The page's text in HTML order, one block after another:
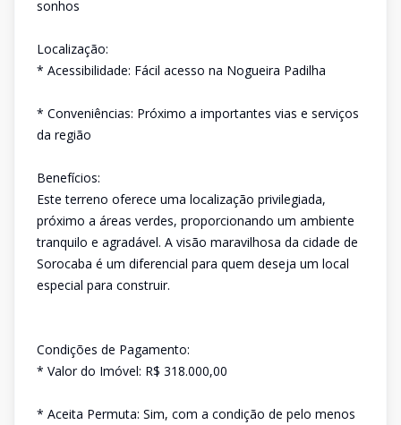
sonhos
Localização:
* Acessibilidade: Fácil acesso na Nogueira Padilha
* Conveniências: Próximo a importantes vias e serviços
da região
Benefícios:
Este terreno oferece uma localização privilegiada,
próximo a áreas verdes, proporcionando um ambiente
tranquilo e agradável. A visão maravilhosa da cidade de
Sorocaba é um diferencial para quem deseja um local
especial para construir.
Condições de Pagamento:
* Valor do Imóvel: R$ 318.000,00
* Aceita Permuta: Sim, com a condição de pelo menos